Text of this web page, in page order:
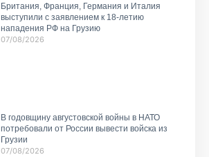
Британия, Франция, Германия и Италия
выступили с заявлением к 18-летию
нападения РФ на Грузию
07/08/2026
В годовщину августовской войны в НАТО
потребовали от России вывести войска из
Грузии
07/08/2026